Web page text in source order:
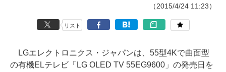
（2015/4/24 11:23）
リスト
LGエレクトロニクス・ジャパンは、55型4Kで曲面型
の有機ELテレビ「LG OLED TV 55EG9600」の発売日を